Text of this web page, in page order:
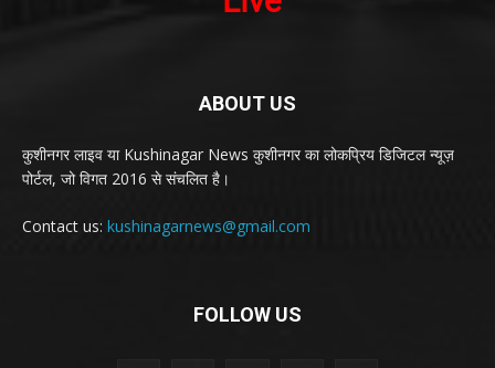
ABOUT US
कुशीनगर लाइव या Kushinagar News कुशीनगर का लोकप्रिय डिजिटल न्यूज़
पोर्टल, जो विगत 2016 से संचलित है।
Contact us: kushinagarnews@gmail.com
FOLLOW US